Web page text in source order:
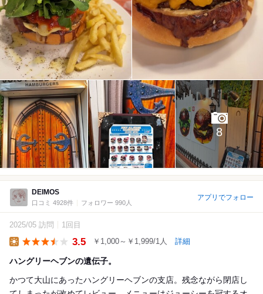
8
DEIMOS
口コミ 4928件 フォロワー 990人
アプリでフォロー
2025/05 訪問 1回目
3.5 ￥1,000～￥1,999/1人 詳細
ハングリーヘブンの遺伝子。
かつて大山にあったハングリーヘブンの支店。残念ながら閉店し